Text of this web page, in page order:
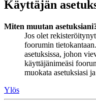
Käyttäjän
Miten muutan
Jos olet
foorumin
asetuksissa, johon
käyttäjänimeäsi
muokata asetuksiasi
Ylös